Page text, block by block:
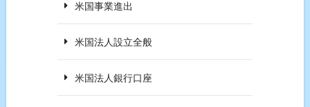
米国事業進出
米国法人設立全般
米国法人銀行口座